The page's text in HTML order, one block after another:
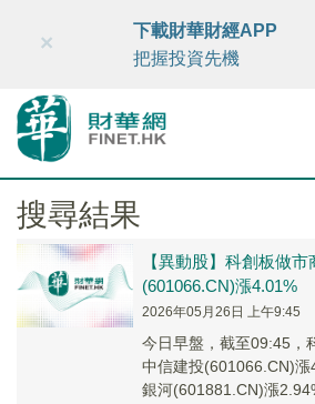
財華智庫網 FINTV FINMETA
×
下載財華財經APP
把握投資先機
搜尋結果
【異動股】科創板做
(601066.CN)漲4.01%
2026年05月26日 上午9:45
今日早盤，截至09:45，
中信建投(601066.CN)
銀河(601881.CN)漲